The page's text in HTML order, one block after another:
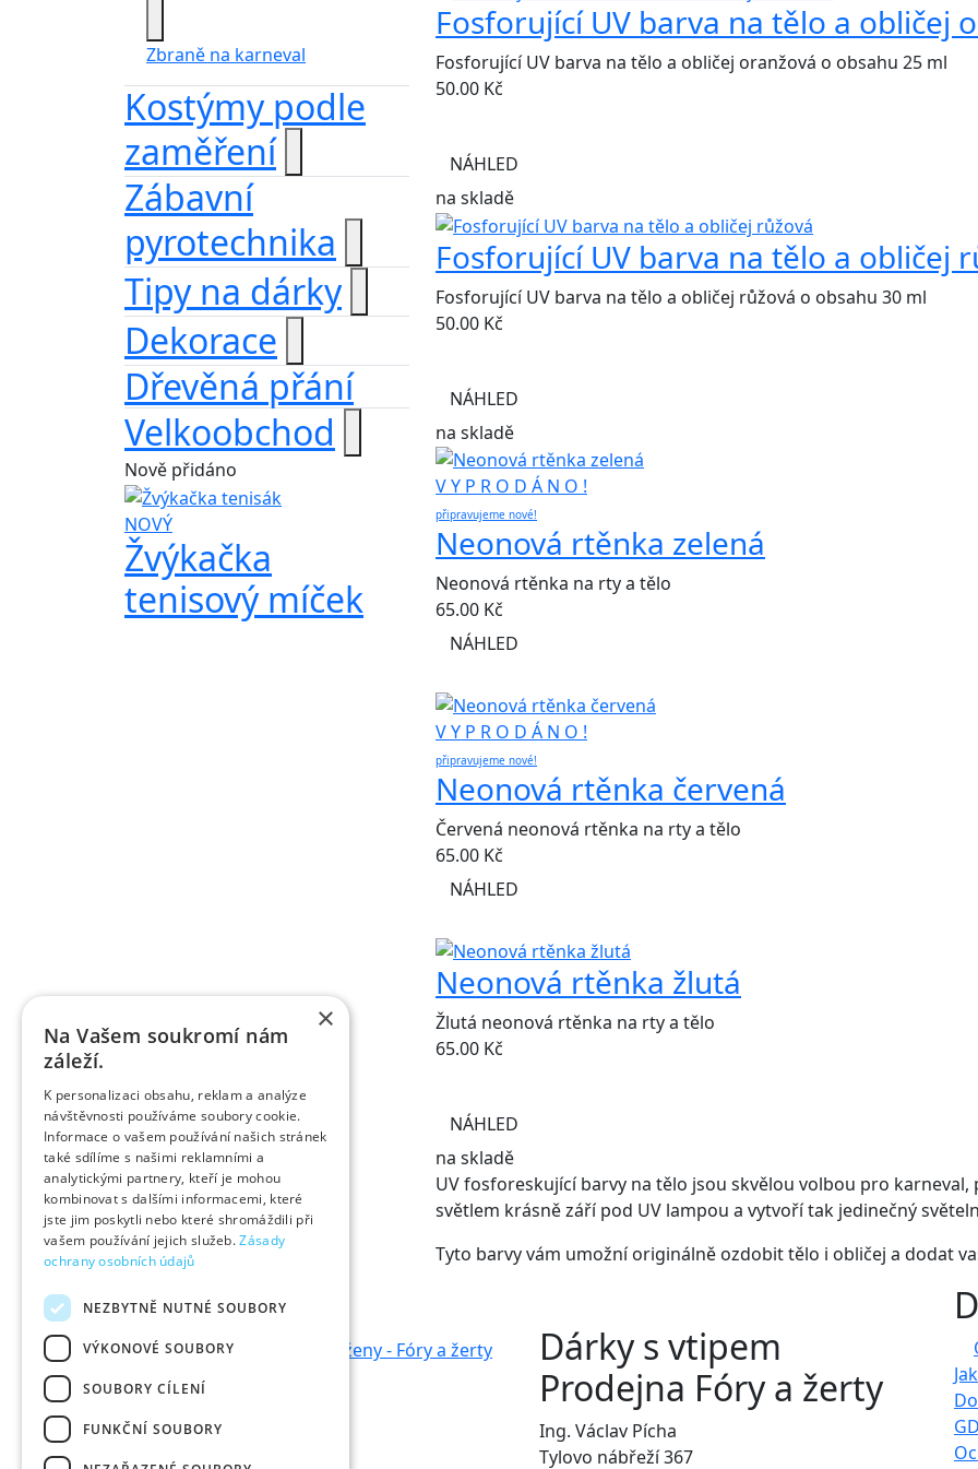
Zbraně na karneval
Kostýmy podle
zaměření
Zábavní
pyrotechnika
Tipy na dárky
Dekorace
Dřevěná přání
Velkoobchod
Nově přidáno
NOVÝ
Žvýkačka
tenisový míček
Fosforující UV barva na tělo a obličej
Fosforující UV barva na tělo a obličej oranžová o obsahu 25 ml
50.00 Kč
NÁHLED
na skladě
Fosforující UV barva na tělo a obličej
Fosforující UV barva na tělo a obličej růžová o obsahu 30 ml
50.00 Kč
NÁHLED
na skladě
V Y P R O D Á N O !
připravujeme nové!
Neonová rtěnka zelená
Neonová rtěnka na rty a tělo
65.00 Kč
NÁHLED
V Y P R O D Á N O !
připravujeme nové!
Neonová rtěnka červená
Červená neonová rtěnka na rty a tělo
65.00 Kč
NÁHLED
Neonová rtěnka žlutá
Žlutá neonová rtěnka na rty a tělo
65.00 Kč
NÁHLED
na skladě
UV fosforeskující barvy na tělo jsou skvělou volbou pro karneval,
světlem krásně září pod UV lampou a vytvoří tak jedinečný
Tyto barvy vám umožní originálně ozdobit tělo i obličej a dodat
Kontakt
Dárky s vtipem
Prodejna Fóry a žerty
Ing. Václav Pícha
Tylovo nábřeží 367
×
Na Vašem soukromí nám
záleží.
K personalizaci obsahu, reklam a analýze
návštěvnosti používáme soubory cookie.
Informace o vašem používání našich stránek
také sdílíme s našimi reklamními a
analytickými partnery, kteří je mohou
kombinovat s dalšími informacemi, které
jste jim poskytli nebo které shromáždili při
vašem používání jejich služeb.Zásady
ochrany osobních údajů
NEZBYTNĚ NUTNÉ SOUBORY
VÝKONOVÉ SOUBORY
SOUBORY CÍLENÍ
FUNKČNÍ SOUBORY